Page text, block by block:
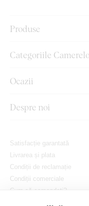
Produse
Categoriile
Ocazii
Despre noi
Satisfacție garantată
Livrarea și plata
Condiții de reclamație
Condiții comerciale
Cum să comandați?